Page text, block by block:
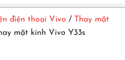
điện thoại Vivo /
Thay mặt
mặt kính Vivo Y33s